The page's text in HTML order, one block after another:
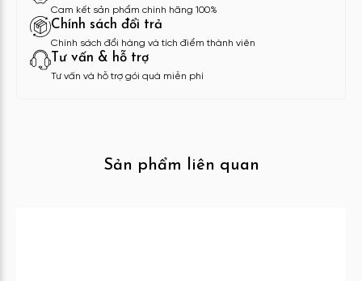
Cam kết sản phẩm chính hãng 100%
Chính sách đổi trả
Chính sách đổi hàng và tích điểm thành viên
Tư vấn & hỗ trợ
Tư vấn và hỗ trợ gói quà miễn phí
Sản phẩm liên quan